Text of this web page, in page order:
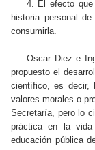
4. El efecto que
historia personal
consumirla.
Oscar Diez e
propuesto el
científico, es decir,
valores morales o
Secretaría, pero lo
práctica en la
educación pública